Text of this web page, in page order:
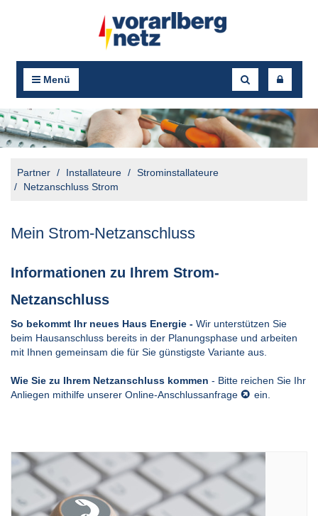
Menü
Partner Installateure
Strominstallateure
Netzanschluss Strom
Mein Strom-Netzanschluss
Informationen zu Ihrem Strom-
Netzanschluss
So bekommt Ihr neues Haus Energie - Wir unterstützen Sie
beim Hausanschluss bereits in der Planungsphase und arbeiten
mit Ihnen gemeinsam die für Sie günstigste Variante aus.
Wie Sie zu Ihrem Netzanschluss kommen - Bitte reichen Sie Ihr
Anliegen mithilfe unserer Online-Anschlussanfrage ein.